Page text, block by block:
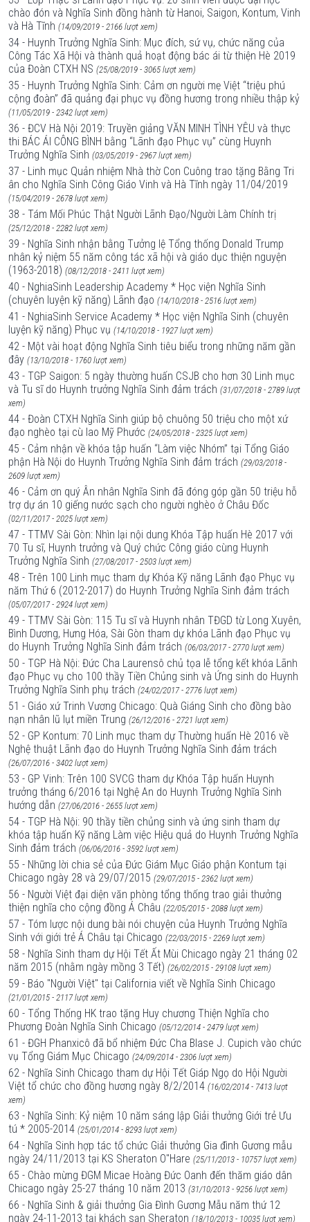
chào đón và Nghĩa Sinh đồng hành từ Hanoi, Saigon, Kontum, Vinh
và Hà Tĩnh (14/09/2019 - 2166 lượt xem)
34 - Huynh Trưởng Nghĩa Sinh: Mục đích, sứ vụ, chức năng của
Công Tác Xã Hội và thành quả hoạt động bác ái từ thiện Hè 2019
của Đoàn CTXH NS (25/08/2019 - 3065 lượt xem)
35 - Huynh Trưởng Nghĩa Sinh: Cảm ơn người mẹ Việt “triệu phú
cộng đoàn” đã quảng đại phục vụ đồng hương trong nhiều thập kỷ
(11/05/2019 - 2342 lượt xem)
36 - ĐCV Hà Nội 2019: Truyền giảng VĂN MINH TÌNH YÊU và thực
thi BÁC ÁI CÔNG BÌNH bằng “Lãnh đạo Phục vụ” cùng Huynh
Trưởng Nghĩa Sinh (03/05/2019 - 2967 lượt xem)
37 - Linh mục Quản nhiệm Nhà thờ Con Cuông trao tặng Bằng Tri
ân cho Nghĩa Sinh Công Giáo Vinh và Hà Tĩnh ngày 11/04/2019
(15/04/2019 - 2678 lượt xem)
38 - Tám Mối Phúc Thật Người Lãnh Đạo/Người Làm Chính trị
(25/12/2018 - 2282 lượt xem)
39 - Nghĩa Sinh nhận bằng Tưởng lệ Tổng thống Donald Trump
nhân kỷ niệm 55 năm công tác xã hội và giáo dục thiện nguyện
(1963-2018) (08/12/2018 - 2411 lượt xem)
40 - NghiaSinh Leadership Academy * Học viện Nghĩa Sinh
(chuyên luyện kỹ năng) Lãnh đạo (14/10/2018 - 2516 lượt xem)
41 - NghiaSinh Service Academy * Học viện Nghĩa Sinh (chuyên
luyện kỹ năng) Phục vụ (14/10/2018 - 1927 lượt xem)
42 - Một vài hoạt động Nghĩa Sinh tiêu biểu trong những năm gần
đây (13/10/2018 - 1760 lượt xem)
43 - TGP Saigon: 5 ngày thường huấn CSJB cho hơn 30 Linh mục
và Tu sĩ do Huynh trưởng Nghĩa Sinh đảm trách (31/07/2018 - 2789 lượt
xem)
44 - Đoàn CTXH Nghĩa Sinh giúp bộ chuông 50 triệu cho một xứ
đạo nghèo tại cù lao Mỹ Phước (24/05/2018 - 2325 lượt xem)
45 - Cảm nhận về khóa tập huấn “Làm việc Nhóm” tại Tổng Giáo
phận Hà Nội do Huynh Trưởng Nghĩa Sinh đảm trách (29/03/2018 -
2609 lượt xem)
46 - Cảm ơn quý Ân nhân Nghĩa Sinh đã đóng góp gần 50 triệu hỗ
trợ dự án 10 giếng nước sạch cho người nghèo ở Châu Đốc
(02/11/2017 - 2025 lượt xem)
47 - TTMV Sài Gòn: Nhìn lại nội dung Khóa Tập huấn Hè 2017 với
70 Tu sĩ, Huynh trưởng và Quý chức Công giáo cùng Huynh
Trưởng Nghĩa Sinh (27/08/2017 - 2503 lượt xem)
48 - Trên 100 Linh mục tham dự Khóa Kỹ năng Lãnh đạo Phục vụ
năm Thứ 6 (2012-2017) do Huynh Trưởng Nghĩa Sinh đảm trách
(05/07/2017 - 2924 lượt xem)
49 - TTMV Sài Gòn: 115 Tu sĩ và Huynh nhân TĐGD từ Long Xuyên,
Bình Dương, Hưng Hóa, Sài Gòn tham dự khóa Lãnh đạo Phục vụ
do Huynh Trưởng Nghĩa Sinh đảm trách (06/03/2017 - 2770 lượt xem)
50 - TGP Hà Nội: Đức Cha Laurensô chủ tọa lễ tổng kết khóa Lãnh
đạo Phục vụ cho 100 thầy Tiền Chủng sinh và Ứng sinh do Huynh
Trưởng Nghĩa Sinh phụ trách (24/02/2017 - 2776 lượt xem)
51 - Giáo xứ Trinh Vương Chicago: Quà Giáng Sinh cho đồng bào
nạn nhân lũ lụt miền Trung (26/12/2016 - 2721 lượt xem)
52 - GP Kontum: 70 Linh mục tham dự Thường huấn Hè 2016 về
Nghệ thuật Lãnh đạo do Huynh Trưởng Nghĩa Sinh đảm trách
(26/07/2016 - 3402 lượt xem)
53 - GP Vinh: Trên 100 SVCG tham dự Khóa Tập huấn Huynh
trưởng tháng 6/2016 tại Nghệ An do Huynh Trưởng Nghĩa Sinh
hướng dẫn (27/06/2016 - 2655 lượt xem)
54 - TGP Hà Nội: 90 thầy tiền chủng sinh và ứng sinh tham dự
khóa tập huấn Kỹ năng Làm việc Hiệu quả do Huynh Trưởng Nghĩa
Sinh đảm trách (06/06/2016 - 3592 lượt xem)
55 - Những lời chia sẻ của Đức Giám Mục Giáo phận Kontum tại
Chicago ngày 28 và 29/07/2015 (29/07/2015 - 2362 lượt xem)
56 - Người Việt đại diện văn phòng tổng thống trao giải thưởng
thiện nghĩa cho cộng đồng Á Châu (22/05/2015 - 2088 lượt xem)
57 - Tóm lược nội dung bài nói chuyện của Huynh Trưởng Nghĩa
Sinh với giới trẻ Á Châu tại Chicago (22/03/2015 - 2269 lượt xem)
58 - Nghĩa Sinh tham dự Hội Tết Ất Mùi Chicago ngày 21 tháng 02
năm 2015 (nhằm ngày mồng 3 Tết) (26/02/2015 - 29108 lượt xem)
59 - Báo "Người Việt" tại California viết về Nghĩa Sinh Chicago
(21/01/2015 - 2117 lượt xem)
60 - Tổng Thống HK trao tặng Huy chương Thiện Nghĩa cho
Phương Đoàn Nghĩa Sinh Chicago (05/12/2014 - 2479 lượt xem)
61 - ĐGH Phanxicô đã bổ nhiệm Đức Cha Blase J. Cupich vào chức
vụ Tổng Giám Mục Chicago (24/09/2014 - 2306 lượt xem)
62 - Nghĩa Sinh Chicago tham dự Hội Tết Giáp Ngọ do Hội Người
Việt tổ chức cho đồng hương ngày 8/2/2014 (16/02/2014 - 7413 lượt
xem)
63 - Nghĩa Sinh: Kỷ niệm 10 năm sáng lập Giải thưởng Giới trẻ Ưu
tú * 2005-2014 (25/01/2014 - 8293 lượt xem)
64 - Nghĩa Sinh hợp tác tổ chức Giải thưởng Gia đình Gương mẫu
ngày 24/11/2013 tại KS Sheraton O"Hare (25/11/2013 - 10757 lượt xem)
65 - Chào mừng ĐGM Micae Hoàng Đức Oanh đến thăm giáo dân
Chicago ngày 25-27 tháng 10 năm 2013 (31/10/2013 - 9256 lượt xem)
66 - Nghĩa Sinh & giải thưởng Gia Đình Gương Mẫu năm thứ 12
ngày 24-11-2013 tại khách sạn Sheraton (18/10/2013 - 10035 lượt xem)